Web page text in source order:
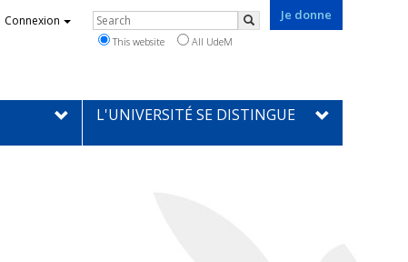
Je donne
Connexion Rechercher
Search
This website All UdeM
L'UNIVERSITÉ SE DISTINGUE